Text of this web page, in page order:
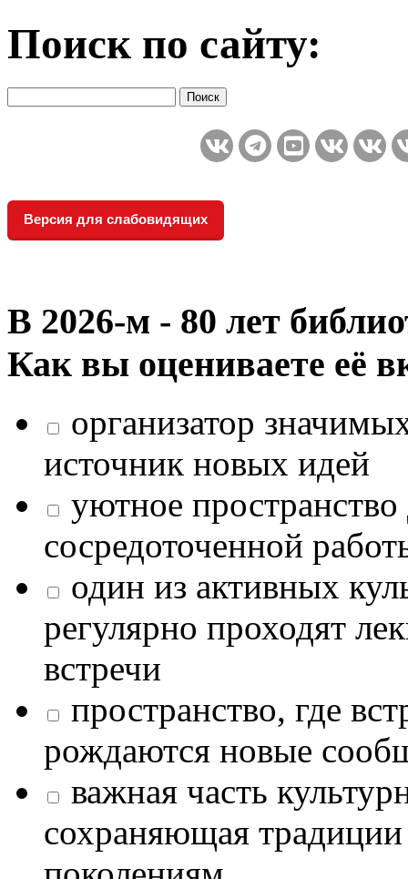
Поиск по сайту:
Версия для слабовидящих
В 2026‑м - 80 лет
Как вы оцениваете её
организатор
источник новых идей
уютное
сосредоточенной
один из активных
регулярно проходят
встречи
пространство, где
рождаются новые
важная часть
сохраняющая